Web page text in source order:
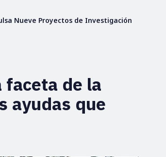
Nueve Proyectos de Investigación
faceta de la
ayudas que